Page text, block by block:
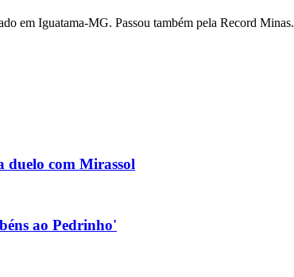
em Iguatama-MG. Passou também pela Record Minas.
duelo com Mirassol
ao Pedrinho'